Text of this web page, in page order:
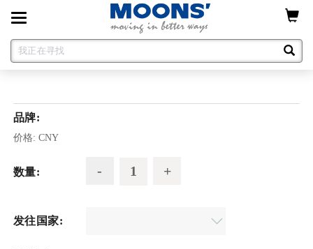
Toggle
navigation
品牌:
价格: CNY
数量:
发往国家: